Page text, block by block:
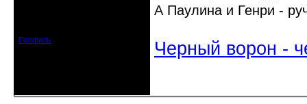
Профиль
А Паулина и Генри -
Черный ворон -